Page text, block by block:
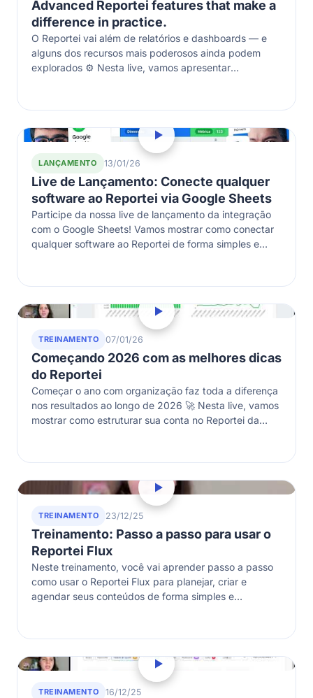
Advanced Reportei features that make a
difference in practice.
O Reportei vai além de relatórios e dashboards — e
alguns dos recursos mais poderosos ainda podem
explorados ⚙️ Nesta live, vamos apresentar
LANÇAMENTO 13/01/26
Live de Lançamento: Conecte qualquer
software ao Reportei via Google Sheets
Participe da nossa live de lançamento da integração
com o Google Sheets! Vamos mostrar como conectar
qualquer software ao Reportei de forma simples e
TREINAMENTO 07/01/26
Começando 2026 com as melhores dicas
do Reportei
Começar o ano com organização faz toda a diferença
nos resultados ao longo de 2026 🚀 Nesta live, vamos
mostrar como estruturar sua conta no Reportei da
TREINAMENTO 23/12/25
Treinamento: Passo a passo para usar o
Reportei Flux
Neste treinamento, você vai aprender passo a passo
como usar o Reportei Flux para planejar, criar e
agendar seus conteúdos de forma simples e
TREINAMENTO 16/12/25